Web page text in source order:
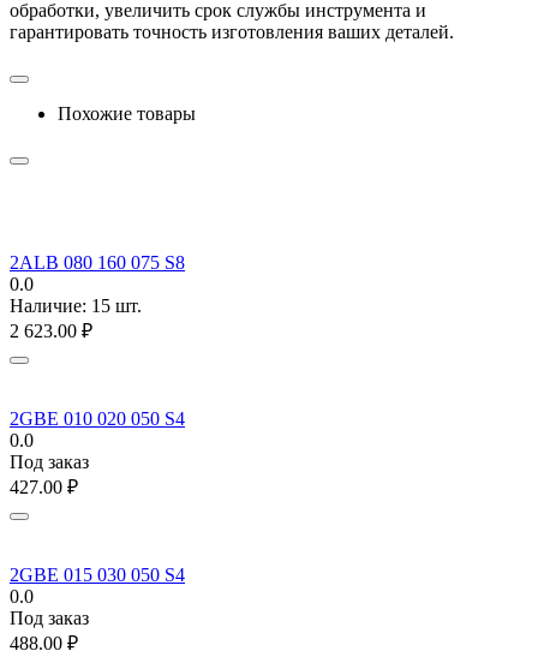
обработки, увеличить срок службы инструмента и
гарантировать точность изготовления ваших деталей.
Похожие товары
2ALB 080 160 075 S8
0.0
Наличие: 15 шт.
2 623.00 ₽
2GBE 010 020 050 S4
0.0
Под заказ
427.00 ₽
2GBE 015 030 050 S4
0.0
Под заказ
488.00 ₽